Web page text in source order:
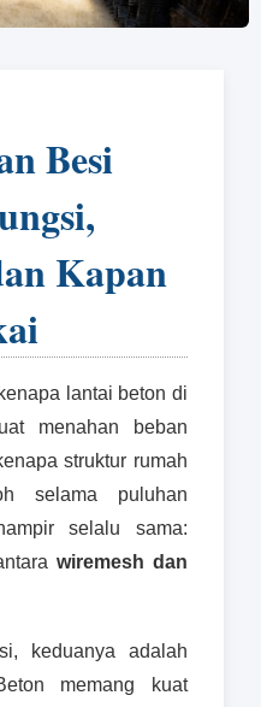
Besi
Kapan
lantai beton di
menahan beban
struktur rumah
selama puluhan
selalu sama:
wiremesh dan
keduanya adalah
memang kuat